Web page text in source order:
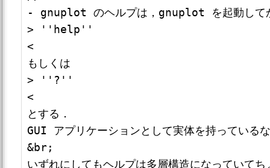
- gnuplot のヘルプは，gnuplot を起動して
> ''help''
<
もしくは
> ''?''
<
とする．
GUI アプリケーションとして実体を持っている
&br;
いずれにしてもヘルプは多層構造になっていて